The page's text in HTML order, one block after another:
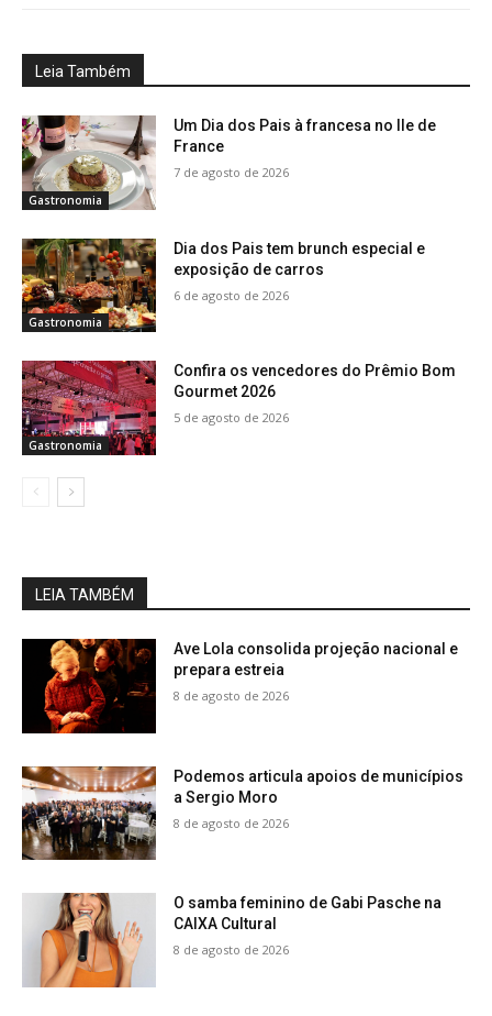
Leia Também
Gastronomia
Um Dia dos Pais à francesa no Ile de
France
7 de agosto de 2026
Gastronomia
Dia dos Pais tem brunch especial e
exposição de carros
6 de agosto de 2026
Gastronomia
Confira os vencedores do Prêmio Bom
Gourmet 2026
5 de agosto de 2026
LEIA TAMBÉM
Ave Lola consolida projeção nacional e
prepara estreia
8 de agosto de 2026
Podemos articula apoios de municípios
a Sergio Moro
8 de agosto de 2026
O samba feminino de Gabi Pasche na
CAIXA Cultural
8 de agosto de 2026